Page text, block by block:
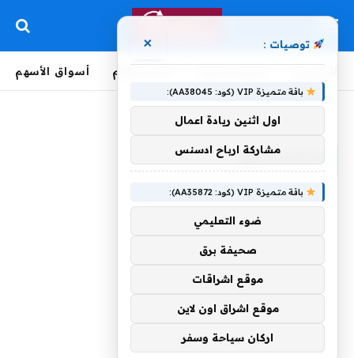
أخبار العالم أسواق الأسهم
الباكستانيون
توصيات : ×
باقة متميزة VIP (كود: AA38045):
اول اثنين ريادة اعمال
مشاركة ارباح ادسنس
باقة متميزة VIP (كود: AA35872):
ضوء التعليمي
صحيفة برق
موقع اشراقات
موقع اشراق اون لاين
اركان سياحة وسفر